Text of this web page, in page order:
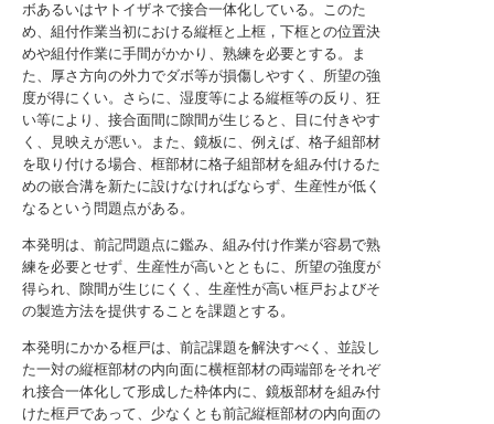
ボあるいはヤトイザネで接合一体化している。このた
め、組付作業当初における縦框と上框，下框との位置決
めや組付作業に手間がかかり、熟練を必要とする。ま
た、厚さ方向の外力でダボ等が損傷しやすく、所望の強
度が得にくい。さらに、湿度等による縦框等の反り、狂
い等により、接合面間に隙間が生じると、目に付きやす
く、見映えが悪い。また、鏡板に、例えば、格子組部材
を取り付ける場合、框部材に格子組部材を組み付けるた
めの嵌合溝を新たに設けなければならず、生産性が低く
なるという問題点がある。
本発明は、前記問題点に鑑み、組み付け作業が容易で熟
練を必要とせず、生産性が高いとともに、所望の強度が
得られ、隙間が生じにくく、生産性が高い框戸およびそ
の製造方法を提供することを課題とする。
本発明にかかる框戸は、前記課題を解決すべく、並設し
た一対の縦框部材の内向面に横框部材の両端部をそれぞ
れ接合一体化して形成した枠体内に、鏡板部材を組み付
けた框戸であって、少なくとも前記縦框部材の内向面の